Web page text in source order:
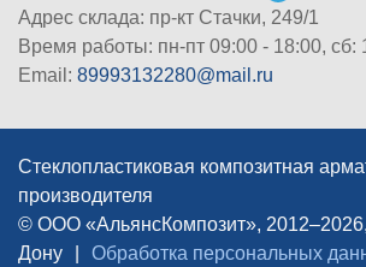
Адрес склада: пр-кт Стачки, 249/1
Время работы: пн-пт 09:00 - 18:00, cб:
Email: 89993132280@mail.ru
Стеклопластиковая композитная
производителя
© ООО «АльянсКомпозит»,
Дону
Обработка персональных